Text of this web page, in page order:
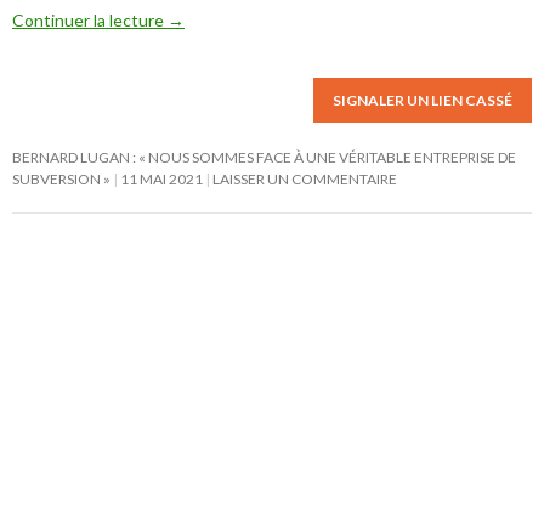
Continuer la lecture →
SIGNALER UN LIEN CASSÉ
BERNARD LUGAN : « NOUS SOMMES FACE À UNE VÉRITABLE ENTREPRISE DE
SUBVERSION »
11 MAI 2021 LAISSER UN COMMENTAIRE